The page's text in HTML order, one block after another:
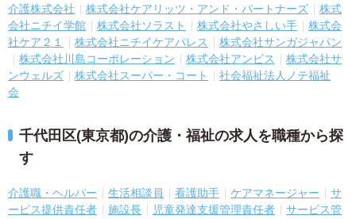
介護株式会社
株式会社ケアリッツ・アンド・パートナーズ
株式
会社ニチイ学館
株式会社ソラスト 株式会社やさしい手
株式会
社ケア２１
株式会社ニチイケアパレス
株式会社サンガジャパン
株式会社川島コーポレーション
株式会社アンビス
株式会社サ
ンウェルズ
株式会社スーパー・コート
社会福祉法人ノテ福祉
会
千代田区(東京都)の介護・福祉の求人を職種から探
す
介護職・ヘルパー 生活相談員 看護助手 ケアマネージャー
サ
ービス提供責任者
施設長 児童発達支援管理責任者
サービス管